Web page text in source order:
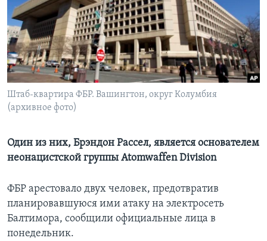
Learning English
СОЦИАЛЬНЫЕ СЕТИ
Языки
Штаб-квартира ФБР. Вашингтон, округ Колумбия
(архивное фото)
Один из них, Брэндон Рассел, является основателем
неонацистской группы Atomwaffen Division
ФБР арестовало двух человек, предотвратив
планировавшуюся ими атаку на электросеть
Балтимора, сообщили официальные лица в
понедельник.